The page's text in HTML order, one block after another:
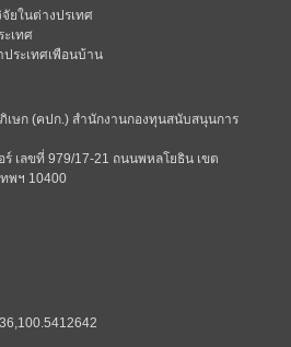
ยในต่างปรเทศ
เทศ
ระเทศเพือนบ้าน
ษก (คปก.) สำนักงานกองทุนสนับสนุนการ
ร์ เลขที่ 979/17-21 ถนนพหลโยธิน เขต
พฯ 10400